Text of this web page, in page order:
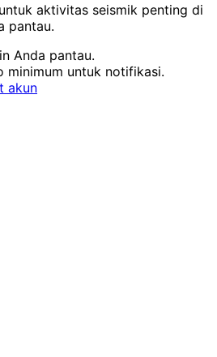
aktivitas seismik penting di
pantau.
Anda pantau.
minimum untuk notifikasi.
akun